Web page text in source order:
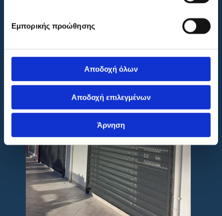
Εμπορικής προώθησης
Αποδοχή όλων
Αποδοχή επιλεγμένων
Άρνηση
ποιότητας και αισθητικής.